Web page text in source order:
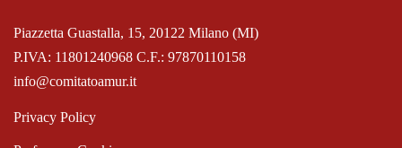
P.IVA: 11801240968 C.F.: 97870110158
Piazzetta Guastalla, 15, 20122 Milano (MI)
info@comitatoamur.it
Privacy Policy